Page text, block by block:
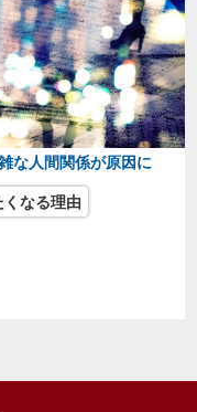
な人間関係が原因に
なる理由